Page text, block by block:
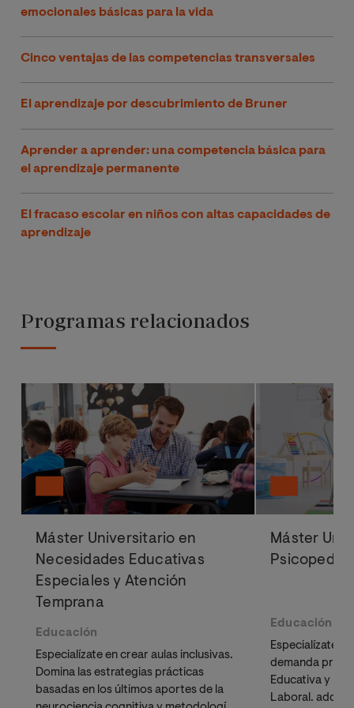
emocionales básicas para la vida
Cinco ventajas de las competencias transversales
El aprendizaje por descubrimiento de Bruner
Aprender a aprender: una competencia básica para
el aprendizaje permanente
El fracaso escolar en niños con altas capacidades de
aprendizaje
Programas relacionados
Máster Universitario en
Necesidades Educativas
Especiales y Atención
Temprana
Educación
Especialízate en crear aulas inclusivas.
Domina las estrategias prácticas
basadas en los últimos aportes de la
Máster
Educación
Especialízate
demanda
Educativa y
Laboral.